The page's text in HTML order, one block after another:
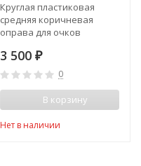
Круглая пластиковая
средняя коричневая
оправа для очков
3 500 ₽
0
В корзину
Нет в наличии